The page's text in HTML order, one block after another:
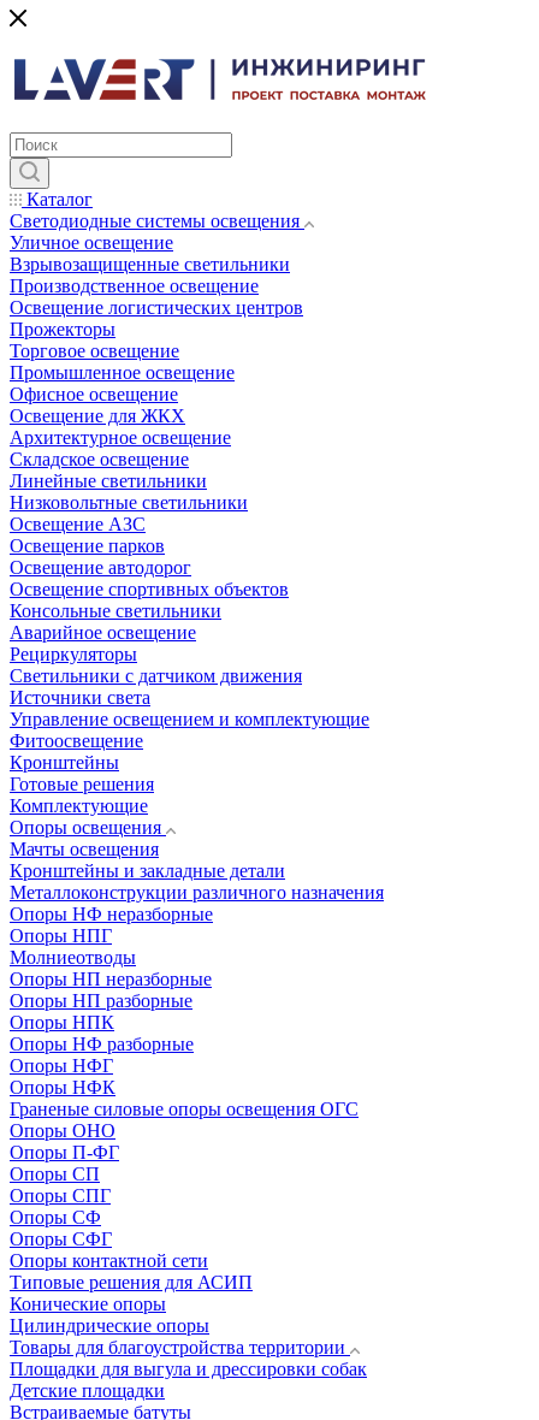
Каталог
Светодиодные системы освещения
Уличное освещение
Взрывозащищенные светильники
Производственное освещение
Освещение логистических центров
Прожекторы
Торговое освещение
Промышленное освещение
Офисное освещение
Освещение для ЖКХ
Архитектурное освещение
Складское освещение
Линейные светильники
Низковольтные светильники
Освещение АЗС
Освещение парков
Освещение автодорог
Освещение спортивных объектов
Консольные светильники
Аварийное освещение
Рециркуляторы
Светильники с датчиком движения
Источники света
Управление освещением и комплектующие
Фитоосвещение
Кронштейны
Готовые решения
Комплектующие
Опоры освещения
Мачты освещения
Кронштейны и закладные детали
Металлоконструкции различного назначения
Опоры НФ неразборные
Опоры НПГ
Молниеотводы
Опоры НП неразборные
Опоры НП разборные
Опоры НПК
Опоры НФ разборные
Опоры НФГ
Опоры НФК
Граненые силовые опоры освещения ОГС
Опоры ОНО
Опоры П-ФГ
Опоры СП
Опоры СПГ
Опоры СФ
Опоры СФГ
Опоры контактной сети
Типовые решения для АСИП
Конические опоры
Цилиндрические опоры
Товары для благоустройства территории
Площадки для выгула и дрессировки собак
Детские площадки
Встраиваемые батуты